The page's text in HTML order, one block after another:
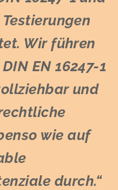
Wir führen
EN 16247-1
und
wie auf
durch.“